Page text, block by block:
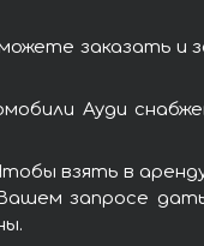
заказать
Ауди
взять в
запросе